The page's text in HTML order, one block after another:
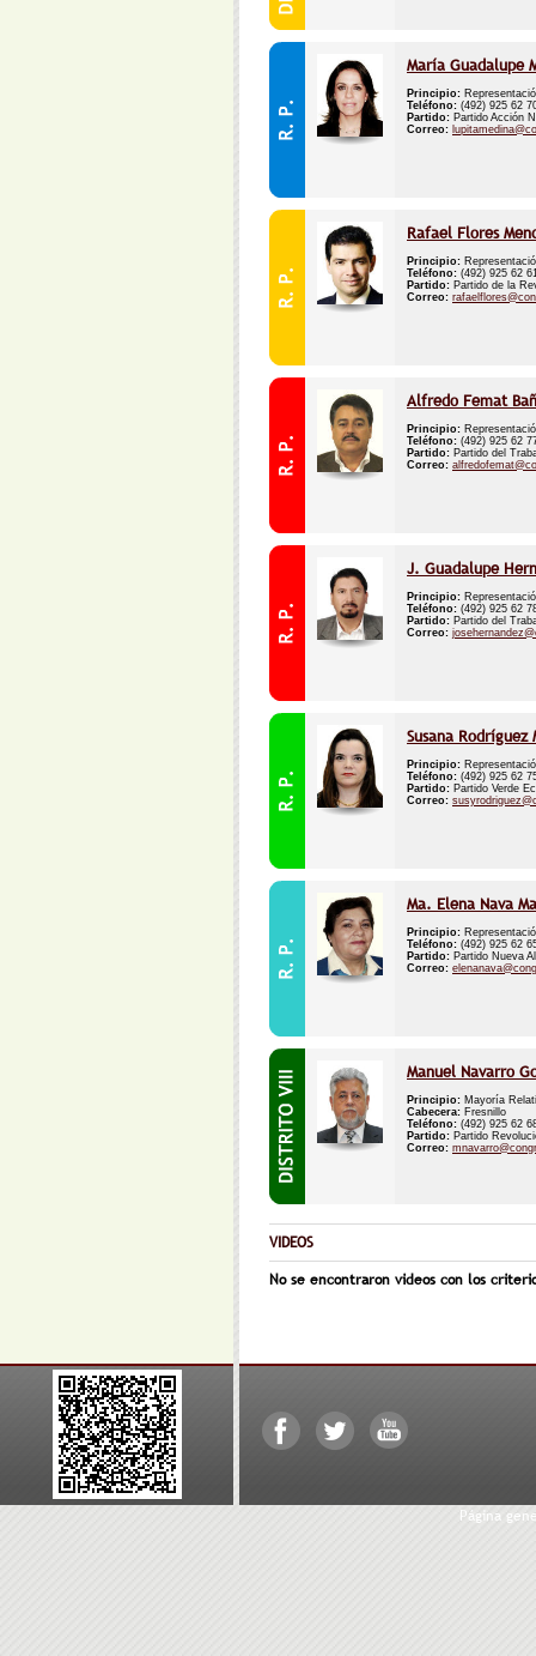
María Guadalupe
Principio:
Teléfono: (492) 925 62
Partido: Partido Acción
Correo:
Rafael Flores
Principio:
Teléfono: (492) 925 62
Partido: Partido de la
Correo:
Alfredo Femat
Principio:
Teléfono: (492) 925 62
Partido: Partido del
Correo:
J. Guadalupe
Principio:
Teléfono: (492) 925 62
Partido: Partido del
Correo:
Susana Rodríguez
Principio:
Teléfono: (492) 925 62
Partido: Partido Verde
Correo:
Ma. Elena Nava
Principio:
Teléfono: (492) 925 62
Partido: Partido Nueva
Correo:
Manuel Navarro
Principio: Mayoría
Cabecera: Fresnillo
Teléfono: (492) 925 62
Partido: Partido
Correo:
VIDEOS
No se encontraron videos con los
Página